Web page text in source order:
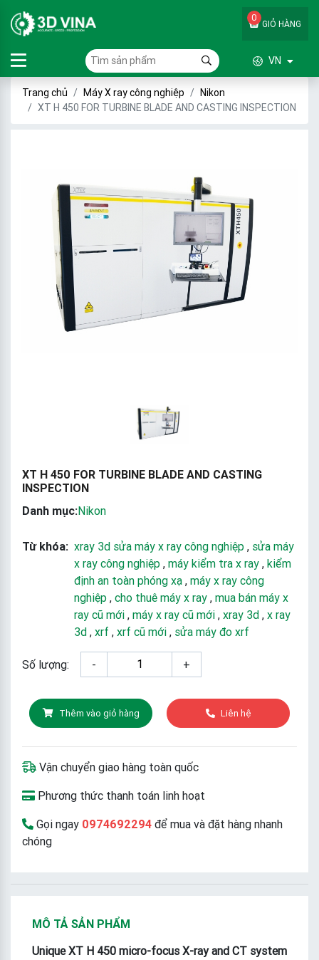
GIỎ HÀNG
0
VN
Trang chủ Máy X ray công nghiệp
Nikon
XT H 450 FOR TURBINE BLADE AND CASTING INSPECTION
XT H 450 FOR TURBINE BLADE AND CASTING
INSPECTION
Danh mục:Nikon
Từ khóa: xray 3d sửa máy x ray công nghiệp , sửa máy
x ray công nghiệp , máy kiểm tra x ray , kiểm
định an toàn phóng xạ , máy x ray công
nghiệp , cho thuê máy x ray , mua bán máy x
ray cũ mới , máy x ray cũ mới , xray 3d , x ray
3d , xrf , xrf cũ mới , sửa máy đo xrf
Số lượng: - +
Thêm vào giỏ hàng Liên hệ
Vận chuyển giao hàng toàn quốc
Phương thức thanh toán linh hoạt
Gọi ngay 0974692294 để mua và đặt hàng nhanh
chóng
MÔ TẢ SẢN PHẨM
Unique XT H 450 micro-focus X-ray and CT system